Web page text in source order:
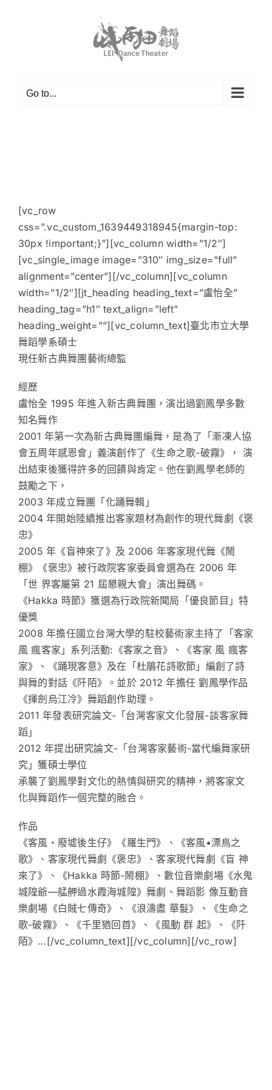
Go to...
[vc_row
css=”.vc_custom_1639449318945{margin-top:
30px !important;}”][vc_column width=”1/2″]
[vc_single_image image=”310″ img_size=”full”
alignment=”center”][/vc_column][vc_column
width=”1/2″][jt_heading heading_text=”盧怡全”
heading_tag=”h1″ text_align=”left”
heading_weight=””][vc_column_text]臺北市立大學
舞蹈學系碩士
現任新古典舞團藝術總監
經歷
盧怡全 1995 年進入新古典舞團，演出過劉鳳學多數
知名舞作
2001 年第一次為新古典舞團編舞，是為了「漸凍人協
會五周年感恩會」義演創作了《生命之歌-破霧》， 演
出結束後獲得許多的回饋與肯定。他在劉鳳學老師的
鼓勵之下，
2003 年成立舞團「化踊舞輯」
2004 年開始陸續推出客家題材為創作的現代舞劇《褒
忠》
2005 年《盲神來了》及 2006 年客家現代舞《鬧
棚》《褒忠》被行政院客家委員會選為在 2006 年
「世 界客屬第 21 屆懇親大會」演出舞碼。
《Hakka 時節》獲選為行政院新聞局「優良節目」特
優獎
2008 年擔任國立台灣大學的駐校藝術家主持了「客家
風 瘋客家」系列活動:《客家之音》、《客家 風 瘋客
家》、《踊現客意》及在「杜鵑花詩歌節」編創了詩
與舞的對話《阡陌》。並於 2012 年擔任 劉鳳學作品
《揮劍烏江冷》舞蹈創作助理。
2011 年發表研究論文-「台灣客家文化發展-談客家舞
蹈」
2012 年提出研究論文-「台灣客家藝術-當代編舞家研
究」獲碩士學位
承襲了劉鳳學對文化的熱情與研究的精神，將客家文
化與舞蹈作一個完整的融合。
作品
《客風‧廢墟後生仔》《羅生門》、《客風•漂鳥之
歌》、客家現代舞劇《褒忠》、客家現代舞劇《盲 神
來了》、《Hakka 時節-鬧棚》、數位音樂劇場《水鬼
城隍爺—艋舺過水霞海城隍》舞劇、舞蹈影 像互動音
樂劇場《白賊七傳奇》、《浪濤盡 華髮》、《生命之
歌-破霧》、《千里猶回首》、《風動 群 起》、《阡
陌》…[/vc_column_text][/vc_column][/vc_row]